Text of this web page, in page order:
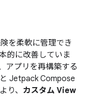
を柔軟に管理でき
的に改善していま
アプリを再構築する
Jetpack Compose
り、 カスタム View